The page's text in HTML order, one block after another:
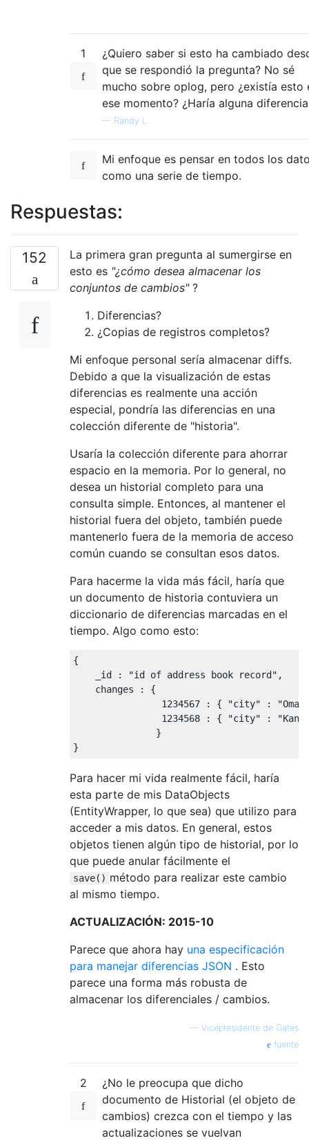
1
¿Quiero saber si esto ha cambiado
que se respondió la pregunta? No sé
mucho sobre oplog, pero ¿existía esto
ese momento? ¿Haría alguna
— Randy L
Mi enfoque es pensar en todos los
como una serie de tiempo.
Respuestas:
152
La primera gran pregunta al sumergirse en
esto es "¿cómo desea almacenar los
conjuntos de cambios"?
Diferencias?
¿Copias de registros completos?
Mi enfoque personal sería almacenar diffs.
Debido a que la visualización de estas
diferencias es realmente una acción
especial, pondría las diferencias en una
colección diferente de "historia".
Usaría la colección diferente para ahorrar
espacio en la memoria. Por lo general, no
desea un historial completo para una
consulta simple. Entonces, al mantener el
historial fuera del objeto, también puede
mantenerlo fuera de la memoria de acceso
común cuando se consultan esos datos.
Para hacerme la vida más fácil, haría que
un documento de historia contuviera un
diccionario de diferencias marcadas en el
tiempo. Algo como esto:
{
    _id
: "id of address book record" ,
    changes
:
{
1234567
: { "city" :
1234568
: { "city" :
}
}
Para hacer mi vida realmente fácil, haría
esta parte de mis DataObjects
(EntityWrapper, lo que sea) que utilizo para
acceder a mis datos. En general, estos
objetos tienen algún tipo de historial, por lo
que puede anular fácilmente el
save() método para realizar este cambio
al mismo tiempo.
ACTUALIZACIÓN: 2015-10
Parece que ahora hay una especificación
para manejar diferencias JSON . Esto
parece una forma más robusta de
almacenar los diferenciales / cambios.
— Vicepresidente de Gates
fuente
2
¿No le preocupa que dicho
documento de Historial (el objeto de
cambios) crezca con el tiempo y las
actualizaciones se vuelvan